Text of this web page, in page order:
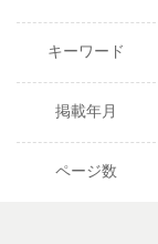
キーワード
掲載年月
ページ数